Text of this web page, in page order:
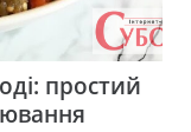
простий